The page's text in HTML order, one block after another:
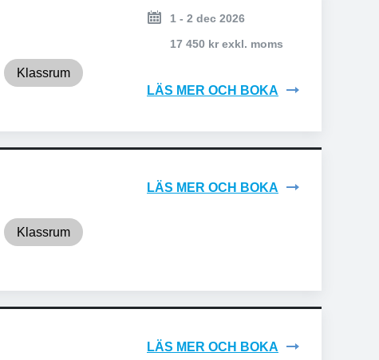
Klassrum
1 - 2 dec 2026
17 450 kr exkl. moms
LÄS MER OCH BOKA
Klassrum
LÄS MER OCH BOKA
LÄS MER OCH BOKA